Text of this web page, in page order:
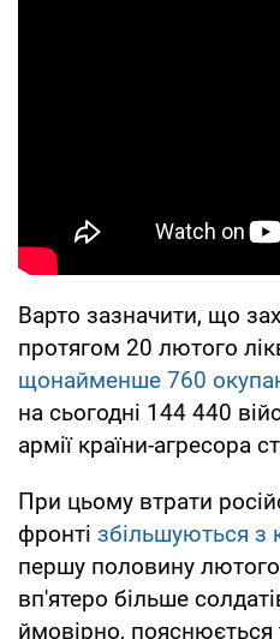
Варто зазначити, що
протягом 20 лютого
щонайменше 760
на сьогодні 144 440
армії країни-агресора
При цьому втрати
фронті збільшуються
першу половину
вп'ятеро більше
ймовірно,